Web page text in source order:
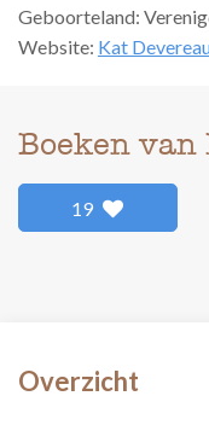
Geboorteland:
Website: Kat
Boeken
19
Overzicht